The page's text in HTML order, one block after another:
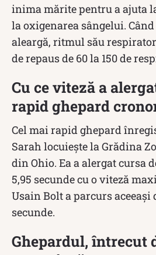
inima mărite pentru a ajuta
la oxigenarea sângelui.
aleargă, ritmul său
de repaus de 60 la 150 de
Cu ce viteză a
rapid ghepard
Cel mai rapid ghepard
Sarah locuiește la Grădina
din Ohio. Ea a alergat cursa
5,95 secunde cu o viteză
Usain Bolt a parcurs aceeași
secunde.
Ghepardul, întrecut